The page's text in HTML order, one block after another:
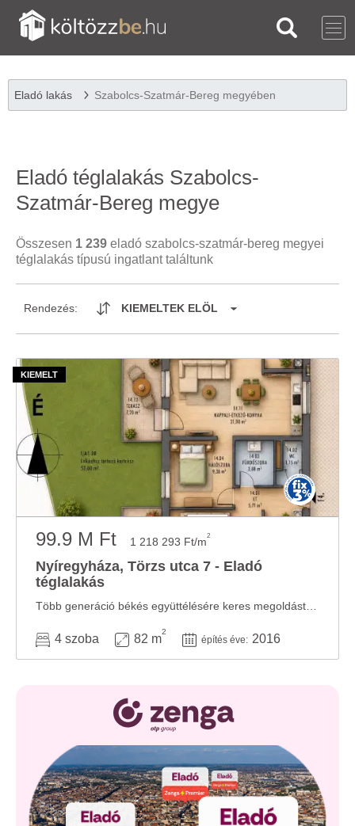
Eladó lakás Szabolcs-Szatmár-Bereg megyében
Eladó téglalakás Szabolcs-
Szatmár-Bereg megye
Összesen 1 239 eladó szabolcs-szatmár-bereg megyei
téglalakás típusú ingatlant találtunk
Rendezés: KIEMELTEK ELÖL
99.9 M Ft 1 218 293 Ft/m2
Nyíregyháza, Törzs utca 7 - Eladó
téglalakás
4 szoba 82 m
2
építés éve: 2016